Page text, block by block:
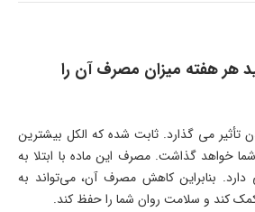
هر هفته میزان مصرف آن را
تأثیر می گذارد. ثابت شده که الکل بیشترین
خواهد گذاشت. مصرف این ماده با ابتلا به
دارد. بنابراین کاهش مصرف آن، می‌تواند به
کند و سلامت روان شما را حفظ کند.